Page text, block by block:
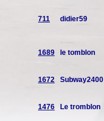
711 didier59
1689 le tomblon
1672 Subway2400
1476 Le tromblon